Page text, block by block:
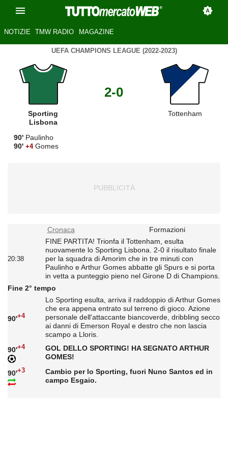
NOTIZIE TMW RADIO MAGAZINE
UEFA CHAMPIONS LEAGUE (2022-2023)
Sporting
Lisbona
2-0
Tottenham
90' Paulinho
90' +4Gomes
Cronaca Formazioni
20:38
FINE PARTITA! Trionfa il Tottenham, esulta
nuovamente lo Sporting Lisbona. 2-0 il risultato finale
per la squadra di Amorim che in tre minuti con
Paulinho e Arthur Gomes abbatte gli Spurs e si porta
in vetta a punteggio pieno nel Girone D di Champions.
Fine 2° tempo
90'+4
Lo Sporting esulta, arriva il raddoppio di Arthur Gomes
che era appena entrato sul terreno di gioco. Azione
personale dell'attaccante biancoverde, dribbling secco
ai danni di Emerson Royal e destro che non lascia
scampo a Lloris.
90'+4
GOL DELLO SPORTING! HA SEGNATO ARTHUR
GOMES!
90'+3
Cambio per lo Sporting, fuori Nuno Santos ed in
campo Esgaio.